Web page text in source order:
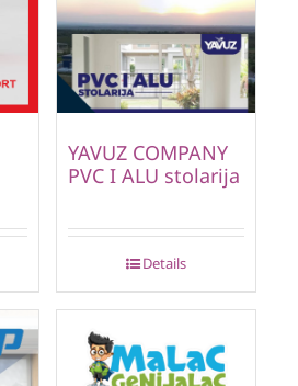
YAVUZ COMPANY
PVC I ALU stolarija
Details